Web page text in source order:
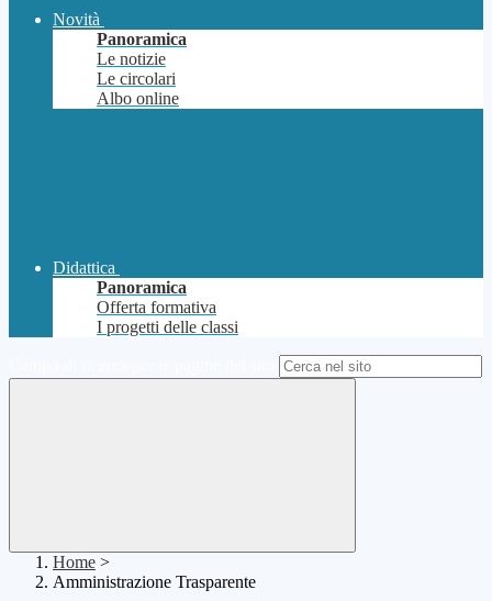
Novità
Panoramica
Le notizie
Le circolari
Albo online
Didattica
Panoramica
Offerta formativa
I progetti delle classi
Home >
Amministrazione Trasparente